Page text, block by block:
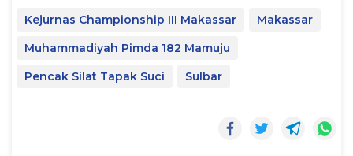
Kejurnas Championship III Makassar
Makassar
Muhammadiyah Pimda 182 Mamuju
Pencak Silat Tapak Suci
Sulbar